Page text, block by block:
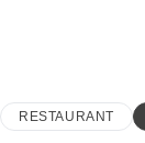
RESTAURANT